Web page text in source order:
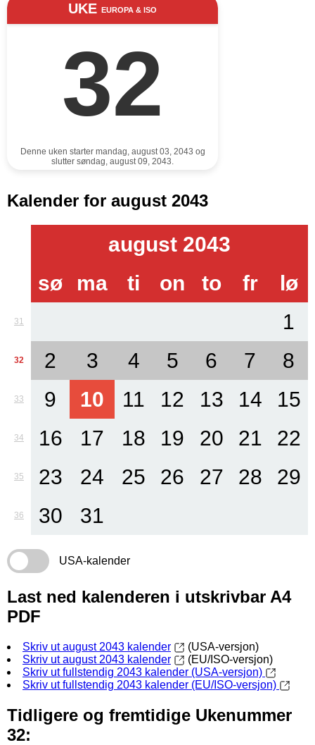
UKE EUROPA & ISO
32
Denne uken starter mandag, august 03, 2043 og
slutter søndag, august 09, 2043.
Kalender for august 2043
august 2043
sø
ma ti on to fr lø
31 1
32 2 3 4 5 6 7 8
33 9 10 11 12 13 14 15
34 16 17 18 19 20 21 22
35 23 24 25 26 27 28 29
36 30 31
USA-kalender
Last ned kalenderen i utskrivbar A4
PDF
Skriv ut august 2043 kalender
(USA-versjon)
Skriv ut august 2043 kalender
(EU/ISO-versjon)
Skriv ut fullstendig 2043 kalender (USA-versjon)
Skriv ut fullstendig 2043 kalender (EU/ISO-versjon)
Tidligere og fremtidige Ukenummer
32: